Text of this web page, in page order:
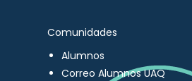
Comunidades
Alumnos
Correo Alumnos UAQ